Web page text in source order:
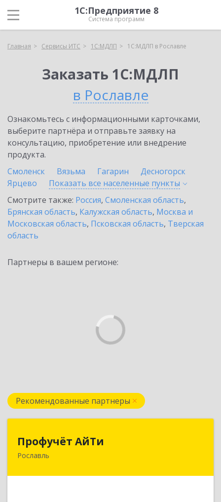
1С:Предприятие 8
Система программ
Главная Сервисы ИТС 1С:МДЛП 1С:МДЛП в Рославле
Заказать 1С:МДЛП
в Рославле
Ознакомьтесь с информационными карточками,
выберите партнёра и отправьте заявку на
консультацию, приобретение или внедрение
продукта.
Смоленск
Вязьма Гагарин
Десногорск
Ярцево
Показать все населенные пункты
Смотрите также: Россия, Смоленская область,
Брянская область, Калужская область, Москва и
Московская область, Псковская область, Тверская
область
Партнеры в вашем регионе:
Рекомендованные партнеры
Профучёт АйТи
Рославль216500, Смоленская обл, Рославльский р-н,